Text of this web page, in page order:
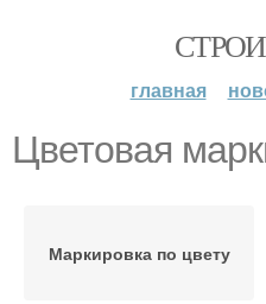
главная
Цветовая
Маркировка по цвету